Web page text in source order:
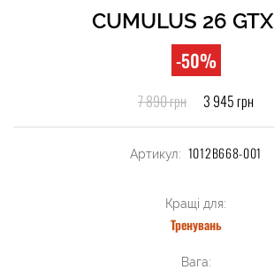
CUMULUS 26 GTX
-50%
7 890 грн 3 945 грн
Артикул: 1012B668-001
Кращі для:
Тренувань
Вага: